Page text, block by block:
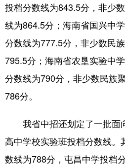
投档分数线为843.5分，非少
线为864.5分；海南省国兴中
分数线为777.5分，非少数民
795.5分；海南省农垦实验中
分数线为790分，非少数民族
786分。
我省中招还划定了一批面
高中学校实验班投档分数线。
数线为788分，屯昌中学投档